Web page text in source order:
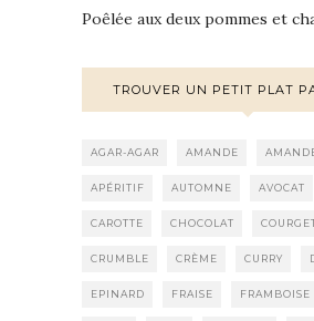
Poêlée aux deux pommes et
TROUVER UN PETIT PLAT
AGAR-AGAR AMANDE
APÉRITIF AUTOMNE AVOCAT
CAROTTE CHOCOLAT
CRUMBLE CRÈME CURRY
EPINARD FRAISE FRAMBOISE